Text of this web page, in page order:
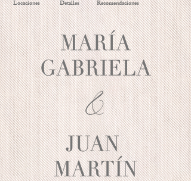
Locaciones Detalles Recomendaciones